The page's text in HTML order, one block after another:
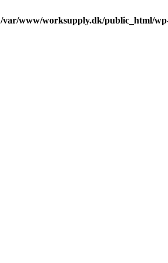
/var/www/worksupply.dk/public_html/